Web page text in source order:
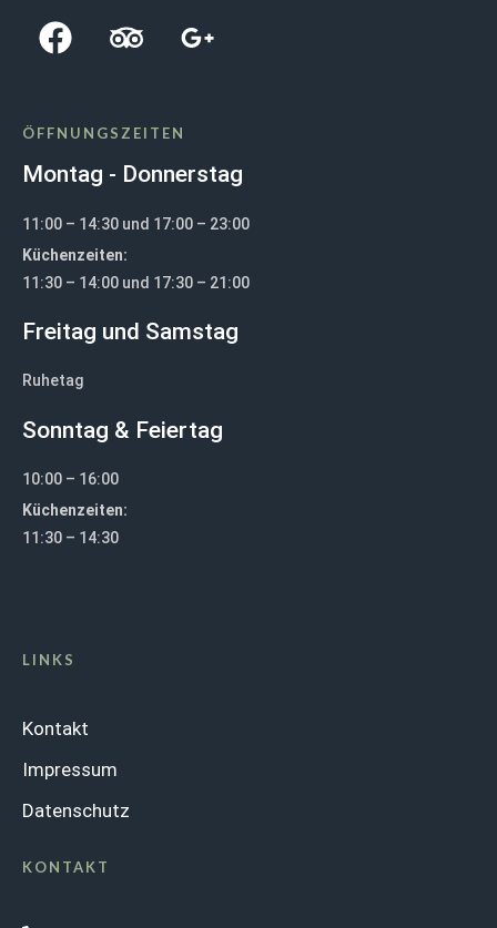
ÖFFNUNGSZEITEN
Montag - Donnerstag
11:00 – 14:30 und 17:00 – 23:00
Küchenzeiten:
11:30 – 14:00 und 17:30 – 21:00
Freitag und Samstag
Ruhetag
Sonntag & Feiertag
10:00 – 16:00
Küchenzeiten:
11:30 – 14:30
LINKS
Kontakt
Impressum
Datenschutz
KONTAKT